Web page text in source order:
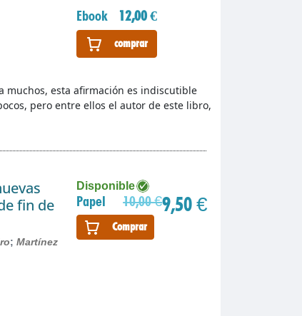
Ebook 12,00 €
comprar
muchos, esta afirmación es indiscutible
pero entre ellos el autor de este libro,
fin de
;Martínez
Disponible
Papel 10,00 €9,50 €
Comprar